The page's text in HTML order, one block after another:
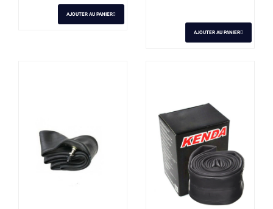
AJOUTER AU PANIER
AJOUTER AU PANIER